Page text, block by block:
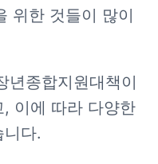
위한 것들이 많이
년종합지원대책이
이에 따라 다양한
다.